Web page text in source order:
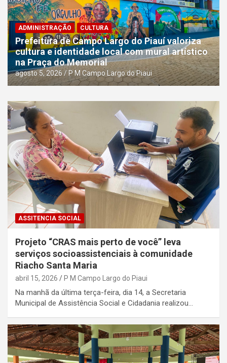
ADMINISTRAÇÃO CULTURA
Prefeitura de Campo Largo do Piauí valoriza
cultura e identidade local com mural artístico
na Praça do Memorial
agosto 5, 2026 P M Campo Largo do Piaui
ASSITENCIA SOCIAL
Projeto “CRAS mais perto de você” leva
serviços socioassistenciais à comunidade
Riacho Santa Maria
abril 15, 2026 P M Campo Largo do Piaui
Na manhã da última terça-feira, dia 14, a Secretaria
Municipal de Assistência Social e Cidadania realizou…